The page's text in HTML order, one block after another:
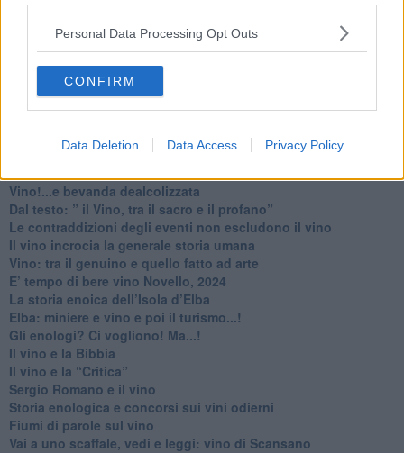
Personal Data Processing Opt Outs
CONFIRM
Data Deletion Data Access Privacy Policy
Un po' storia dell'Elba in attesa del vino 2025
Le continue nuove prove enologiche per fare vini
Vini dell'Elba e Valdicornia, c'è rivalità?
​I vignaiolo democristano e il vignaiolo comunista
​Non rinnego mai la storia. Spesso, però...
​Dove non c’è cultura enoica, provvede l’immagine
Bolgheri enoica sorprende: nel bene e nel male
​Quando parli di vino non puoi ignorare la storia umana, ma...
​Vino!...e bevanda dealcolizzata
​Dal testo: ” il Vino, tra il sacro e il profano”
Le contraddizioni degli eventi non escludono il vino
​Il vino incrocia la generale storia umana
Vino: tra il genuino e quello fatto ad arte
E’ tempo di bere vino Novello, 2024
La storia enoica dell’Isola d’Elba
Elba: miniere e vino e poi il turismo...!
​Gli enologi? Ci vogliono! Ma...!
​Il vino e la Bibbia
​Il vino e la “Critica”
Sergio Romano e il vino
​Storia enologica e concorsi sui vini odierni
Fiumi di parole sul vino
​Vai a uno scaffale, vedi e leggi: vino di Scansano